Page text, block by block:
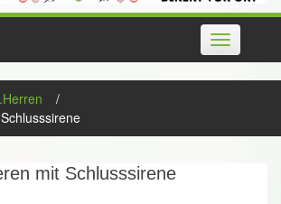
Toggle
navigation
/
mit Schlusssirene